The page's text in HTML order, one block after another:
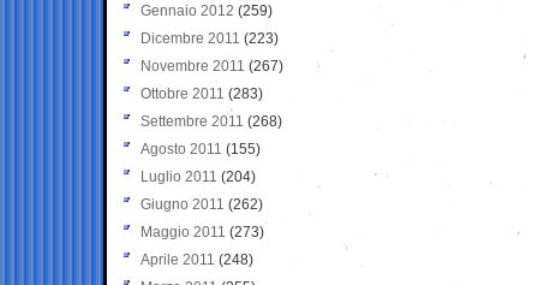
Gennaio 2012 (259)
Dicembre 2011 (223)
Novembre 2011 (267)
Ottobre 2011 (283)
Settembre 2011 (268)
Agosto 2011 (155)
Luglio 2011 (204)
Giugno 2011 (262)
Maggio 2011 (273)
Aprile 2011 (248)